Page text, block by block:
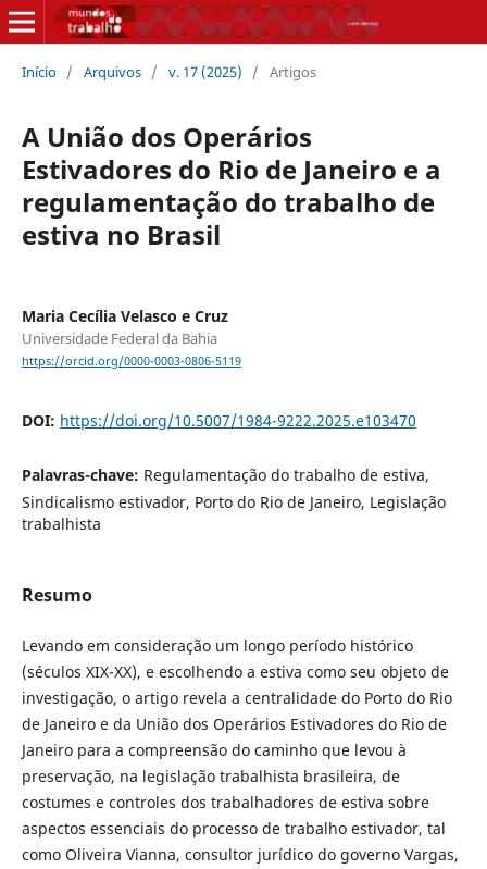
Início / Arquivos / v. 17 (2025) / Artigos
A União dos Operários
Estivadores do Rio de Janeiro e a
regulamentação do trabalho de
estiva no Brasil
Maria Cecília Velasco e Cruz
Universidade Federal da Bahia
https://orcid.org/0000-0003-0806-5119
DOI: https://doi.org/10.5007/1984-9222.2025.e103470
Palavras-chave: Regulamentação do trabalho de estiva,
Sindicalismo estivador, Porto do Rio de Janeiro, Legislação
trabalhista
Resumo
Levando em consideração um longo período histórico
(séculos XIX-XX), e escolhendo a estiva como seu objeto de
investigação, o artigo revela a centralidade do Porto do Rio
de Janeiro e da União dos Operários Estivadores do Rio de
Janeiro para a compreensão do caminho que levou à
preservação, na legislação trabalhista brasileira, de
costumes e controles dos trabalhadores de estiva sobre
aspectos essenciais do processo de trabalho estivador, tal
como Oliveira Vianna, consultor jurídico do governo Vargas,